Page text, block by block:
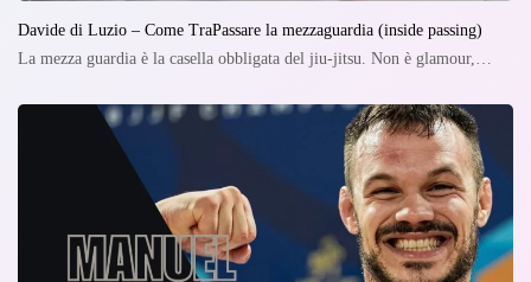
Davide di Luzio – Come TraPassare la mezzaguardia (inside passing)
La mezza guardia è la casella obbligata del jiu-jitsu. Non è glamour,…